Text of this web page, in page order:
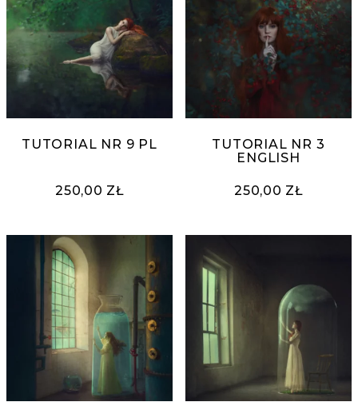
TUTORIAL NR 9 PL
250,00 ZŁ
TUTORIAL NR 3
ENGLISH
250,00 ZŁ